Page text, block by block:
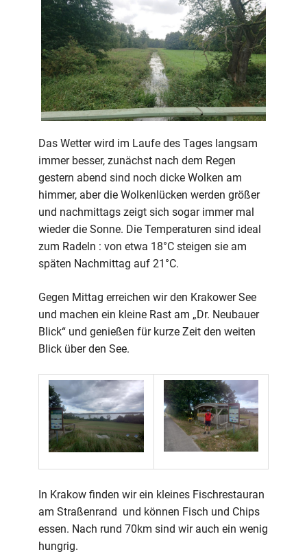
Das Wetter wird im Laufe des Tages langsam
immer besser, zunächst nach dem Regen
gestern abend sind noch dicke Wolken am
himmer, aber die Wolkenlücken werden größer
und nachmittags zeigt sich sogar immer mal
wieder die Sonne. Die Temperaturen sind ideal
zum Radeln : von etwa 18°C steigen sie am
späten Nachmittag auf 21°C.
Gegen Mittag erreichen wir den Krakower See
und machen ein kleine Rast am „Dr. Neubauer
Blick“ und genießen für kurze Zeit den weiten
Blick über den See.
In Krakow finden wir ein kleines Fischrestauran
am Straßenrand und können Fisch und Chips
essen. Nach rund 70km sind wir auch ein wenig
hungrig.